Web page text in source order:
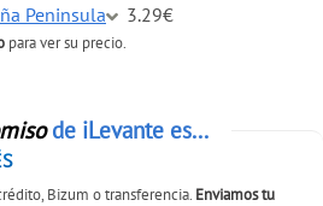
Peninsula 3.29€
para ver su precio.
de iLevante es...
Bizum o transferencia. Enviamos tu